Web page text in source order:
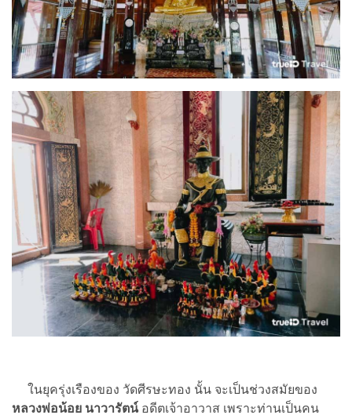
ในยุครุ่งเรืองของ วัดศีรษะทอง นั้น จะเป็นช่วงสมัยของ
หลวงพ่อน้อย นาวารัตน์อดีตเจ้าอาวาส เพราะท่านเป็นคน